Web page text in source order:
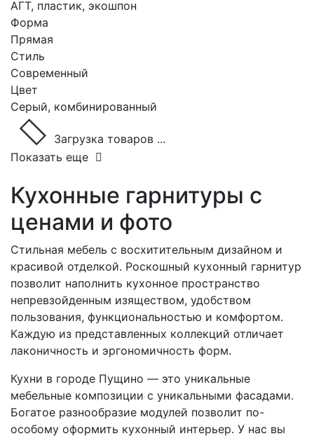
АГТ, пластик, экошпон
Форма
Прямая
Стиль
Современный
Цвет
Серый, комбинированный
Загрузка товаров ...
Показать еще
Кухонные гарнитуры с
ценами и фото
Стильная мебель с восхитительным дизайном и
красивой отделкой. Роскошный кухонный гарнитур
позволит наполнить кухонное пространство
непревзойденным изяществом, удобством
пользования, функциональностью и комфортом.
Каждую из представленных коллекций отличает
лаконичность и эргономичность форм.
Кухни в городе Пущино — это уникальные
мебельные композиции с уникальными фасадами.
Богатое разнообразие модулей позволит по-
особому оформить кухонный интерьер. У нас вы